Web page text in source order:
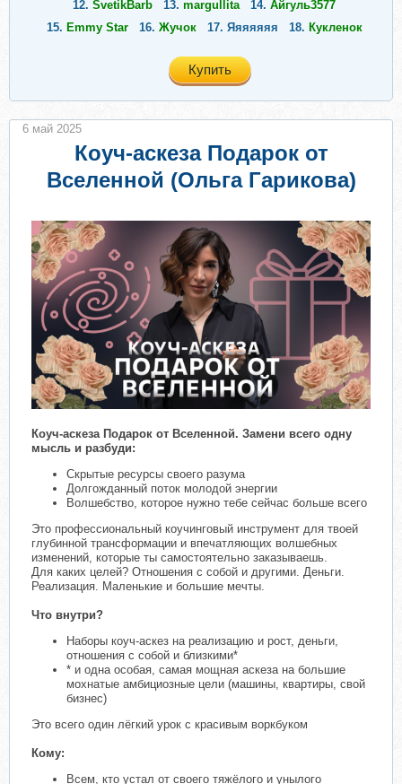
12. SvetikBarb 13. margullita 14. Айгуль3577
15. Emmy Star 16. Жучок 17. Яяяяяяя 18. Кукленок
Купить
Коуч-аскеза Подарок от
Вселенной (Ольга Гарикова)
Коуч-аскеза Подарок от Вселенной. Замени всего одну
мысль и разбуди:
Скрытые ресурсы своего разума
Долгожданный поток молодой энергии
Волшебство, которое нужно тебе сейчас больше всего
Это профессиональный коучинговый инструмент для твоей
глубинной трансформации и впечатляющих волшебных
изменений, которые ты самостоятельно заказываешь.
Для каких целей? Отношения с собой и другими. Деньги.
Реализация. Маленькие и большие мечты.
Что внутри?
Наборы коуч-аскез на реализацию и рост, деньги,
отношения с собой и близкими*
* и одна особая, самая мощная аскеза на большие
мохнатые амбициозные цели (машины, квартиры, свой
бизнес)
Это всего один лёгкий урок с красивым воркбуком
Кому:
Всем, кто устал от своего тяжёлого и унылого
6 май 2025